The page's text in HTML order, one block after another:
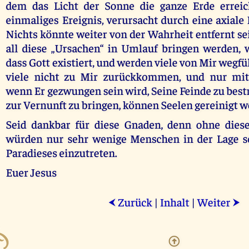
dem das Licht der Sonne die ganze Erde
einmaliges Ereignis, verursacht durch eine axiale
Nichts könnte weiter von der Wahrheit entfernt
all diese „Ursachen“ in Umlauf bringen werden,
dass Gott existiert, und werden viele von Mir
viele nicht zu Mir zurückkommen, und nur mit
wenn Er gezwungen sein wird, Seine Feinde zu
zur Vernunft zu bringen, können Seelen gereinigt
Seid dankbar für diese Gnaden, denn ohne
würden nur sehr wenige Menschen in der Lage
Paradieses einzutreten.
Euer Jesus
⮜ Zurück | Inhalt |Weiter ⮞